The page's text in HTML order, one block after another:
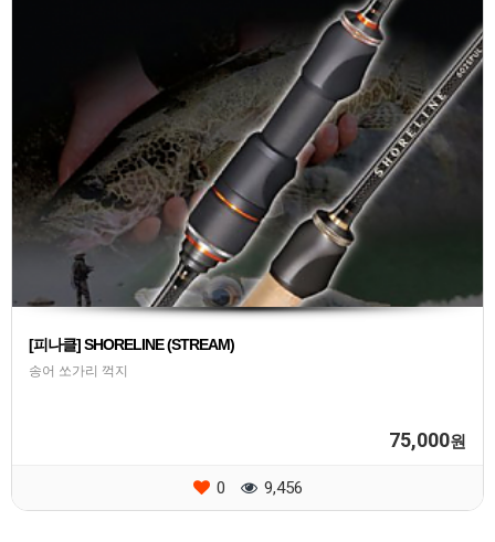
[피나클] SHORELINE (STREAM)
송어 쏘가리 꺽지
75,000원
0 9,456